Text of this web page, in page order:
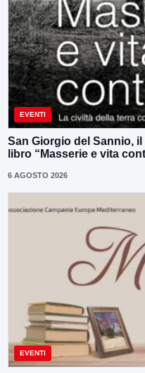
EVENTI
San Giorgio del Sannio,
libro “Masserie e vita
6 AGOSTO 2026
EVENTI